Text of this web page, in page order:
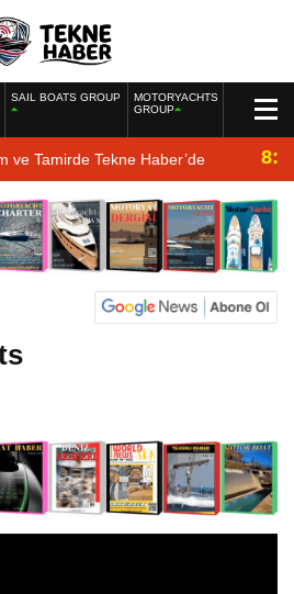
SAIL BOATS GROUP
MOTORYACHTS
GROUP
ve Tamirde Tekne Haber’de